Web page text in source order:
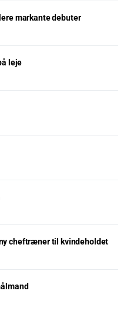
markante debuter
leje
cheftræner til kvindeholdet